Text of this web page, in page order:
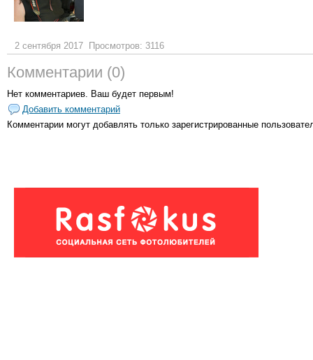
2 сентября 2017 Просмотров: 3116
Комментарии (0)
Нет комментариев. Ваш будет первым!
Добавить комментарий
Комментарии могут добавлять только зарегистрированные